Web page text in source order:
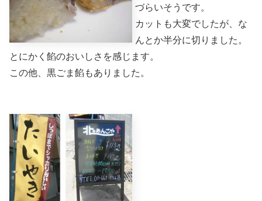
づらいそうです。
カットも大変でしたが、な
んとか半分に切りました。
とにかく餡のおいしさを感じます。
この他、黒ごま餡もありました。